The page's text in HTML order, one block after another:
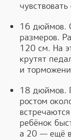
16 дюймов.
размеров.
120 см. На
крутят
и
18 дюймов.
ростом
ребёнок
а 20 — ещё